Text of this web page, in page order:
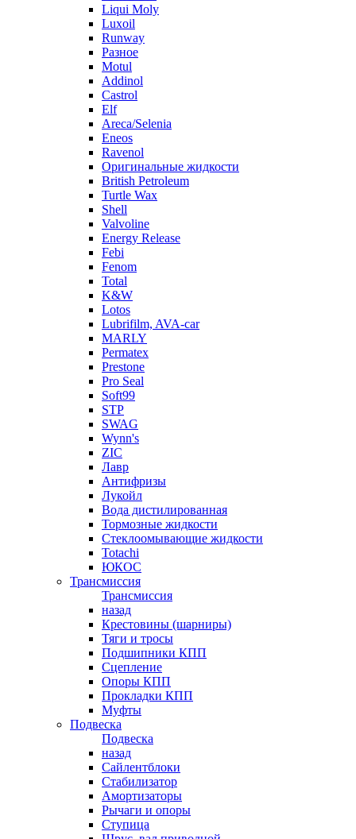
Liqui Moly
Luxoil
Runway
Разное
Motul
Addinol
Castrol
Elf
Areca/Selenia
Eneos
Ravenol
Оригинальные жидкости
British Petroleum
Turtle Wax
Shell
Valvoline
Energy Release
Febi
Fenom
Total
K&W
Lotos
Lubrifilm, AVA-car
MARLY
Permatex
Prestone
Pro Seal
Soft99
STP
SWAG
Wynn's
ZIC
Лавр
Антифризы
Лукойл
Вода дистилированная
Тормозные жидкости
Стеклоомывающие жидкости
Totachi
ЮКОС
Трансмиссия
Трансмиссия
назад
Крестовины (шарниры)
Тяги и тросы
Подшипники КПП
Сцепление
Опоры КПП
Прокладки КПП
Муфты
Подвеска
Подвеска
назад
Сайлентблоки
Стабилизатор
Амортизаторы
Рычаги и опоры
Ступица